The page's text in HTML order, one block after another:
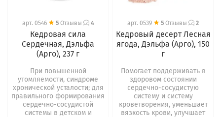
арт. 0546 5Отзывы 4
Кедровая сила
Сердечная, Дэльфа
(Арго), 237 г
При повышенной
утомляемости, синдроме
хронической усталости; для
правильного формирования
сердечно-сосудистой
системы в детском и
арт. 0539 5 Отзывы 2
Кедровый десерт Лесная
ягода, Дэльфа (Арго), 150
г
Помогает поддерживать в
здоровом состоянии
сердечно-сосудистую
систему и систему
кроветворения, уменьшает
вязкость крови, улучшает